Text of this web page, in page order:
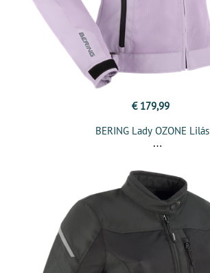
€ 179,99
BERING Lady OZONE Lilás